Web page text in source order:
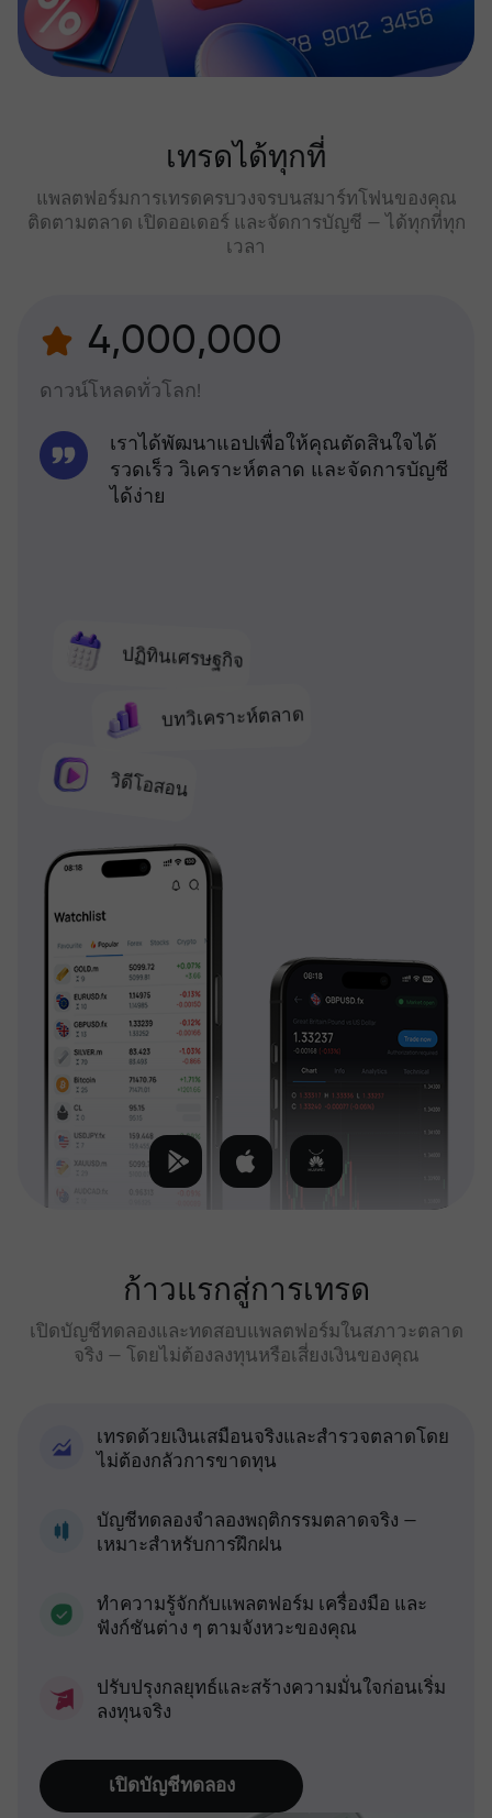
เทรดได้ทุกที่
แพลตฟอร์มการเทรดครบวงจรบนสมาร์ทโฟนของคุณ
ติดตามตลาด เปิดออเดอร์ และจัดการบัญชี — ได้ทุกที่ทุก
เวลา
4,000,000
ดาวน์โหลดทั่วโลก!
ปฏิทินเศรษฐกิจ
บทวิเคราะห์ตลาด
วิดีโอสอน
เราได้พัฒนาแอปเพื่อให้คุณตัดสินใจได้
รวดเร็ว วิเคราะห์ตลาด และจัดการบัญชี
ได้ง่าย
ก้าวแรกสู่การเทรด
เปิดบัญชีทดลองและทดสอบแพลตฟอร์มในสภาวะตลาด
จริง — โดยไม่ต้องลงทุนหรือเสี่ยงเงินของคุณ
เทรดด้วยเงินเสมือนจริงและสำรวจตลาดโดย
ไม่ต้องกลัวการขาดทุน
บัญชีทดลองจำลองพฤติกรรมตลาดจริง —
เหมาะสำหรับการฝึกฝน
ทำความรู้จักกับแพลตฟอร์ม เครื่องมือ และ
ฟังก์ชันต่าง ๆ ตามจังหวะของคุณ
ปรับปรุงกลยุทธ์และสร้างความมั่นใจก่อนเริ่ม
ลงทุนจริง
เปิดบัญชีทดลอง